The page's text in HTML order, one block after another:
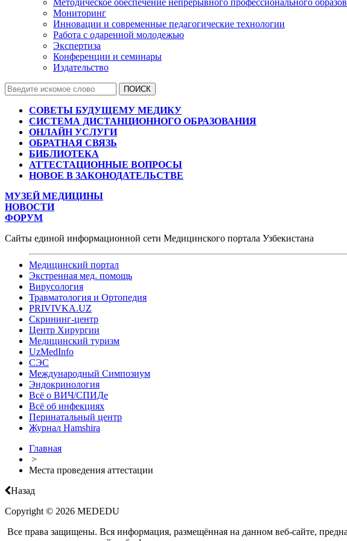
Методическое обеспечение непрерывного профессионального
Мониторинг
Инновации и современные педагогические технологии
Работа с одаренной молодежью
Экспертиза
Конференции и семинары
Издательство
СОВЕТЫ БУДУЩЕМУ МЕДИКУ
СИСТЕМА ДИСТАНЦИОННОГО ОБРАЗОВАНИЯ
ОНЛАЙН УСЛУГИ
ОБРАТНАЯ СВЯЗЬ
БИБЛИОТЕКА
АТТЕСТАЦИОННЫЕ ВОПРОСЫ
НОВОЕ В ЗАКОНОДАТЕЛЬСТВЕ
МУЗЕЙ МЕДИЦИНЫ
НОВОСТИ
ФОРУМ
Сайты единой информационной сети Медицинского портала Узбекистана
Медицинский портал
Экстренная мед. помощь
Вирусология
Травматология и Ортопедия
PRIVIVKA.UZ
Скрининг-центр
Центр Хирургии
Медицинский туризм
UzMedInfo
СЭС
Международный Симпозиум
Эндокринология
Всё о ВИЧ/СПИДе
Всё об инфекциях
Перинатальный центр
Журнал Hamshira
Главная
>
Места проведения аттестации
Назад
Copyright © 2026 MEDEDU
Все права защищены. Вся информация, размещённая на данном веб-сайте,